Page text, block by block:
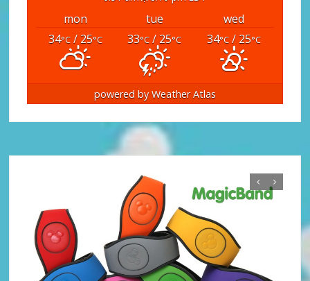
mon tue
wed
34°C/ 25°C 33°C / 25°C 34°C / 25°C
powered by Weather Atlas